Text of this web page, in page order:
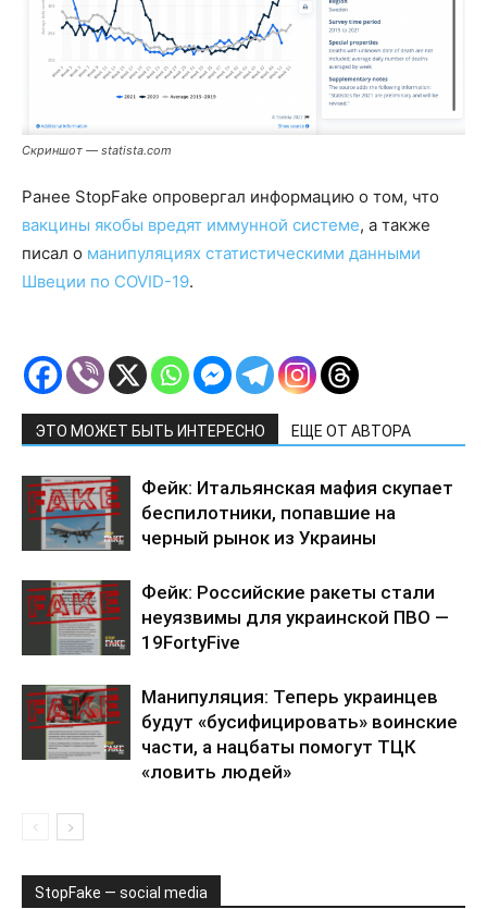
Скриншот — statista.com
Ранее StopFake опровергал информацию о том, что
вакцины якобы вредят иммунной системе, а также
писал о манипуляциях статистическими данными
Швеции по COVID-19.
ЭТО МОЖЕТ БЫТЬ ИНТЕРЕСНО ЕЩЕ ОТ АВТОРА
Фейк: Итальянская мафия скупает
беспилотники, попавшие на
черный рынок из Украины
Фейк: Российские ракеты стали
неуязвимы для украинской ПВО —
19FortyFive
Манипуляция: Теперь украинцев
будут «бусифицировать» воинские
части, а нацбаты помогут ТЦК
«ловить людей»
StopFake — social media